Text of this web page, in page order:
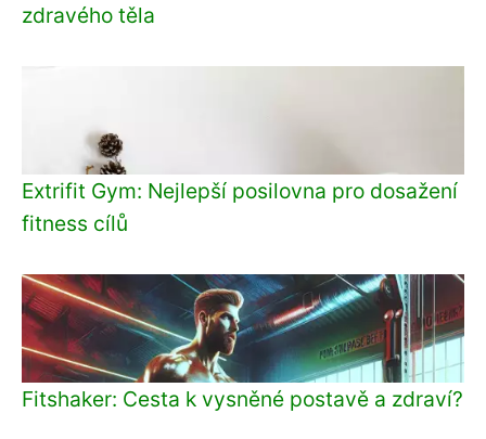
zdravého těla
Extrifit Gym: Nejlepší posilovna pro dosažení
fitness cílů
Fitshaker: Cesta k vysněné postavě a zdraví?